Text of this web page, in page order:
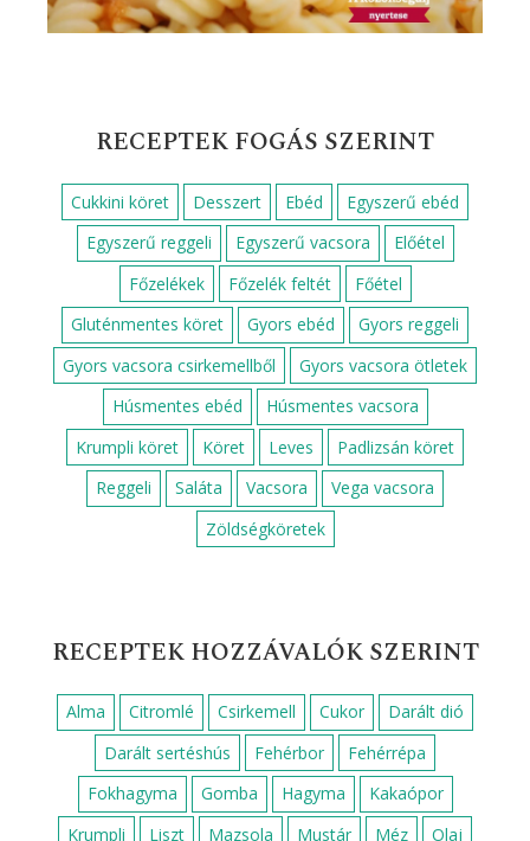
RECEPTEK FOGÁS SZERINT
Cukkini köret Desszert Ebéd
Egyszerű ebéd
Egyszerű reggeli
Egyszerű vacsora
Előétel
Főzelékek
Főzelék feltét
Főétel
Gluténmentes köret
Gyors ebéd
Gyors reggeli
Gyors vacsora csirkemellből
Gyors vacsora ötletek
Húsmentes ebéd
Húsmentes vacsora
Krumpli köret
Köret Leves
Padlizsán köret
Reggeli
Saláta Vacsora
Vega vacsora
Zöldségköretek
RECEPTEK HOZZÁVALÓK SZERINT
Alma Citromlé Csirkemell Cukor
Darált dió
Darált sertéshús
Fehérbor
Fehérrépa
Fokhagyma
Gomba Hagyma
Kakaópor
Krumpli
Liszt Mazsola Mustár Méz
Olaj